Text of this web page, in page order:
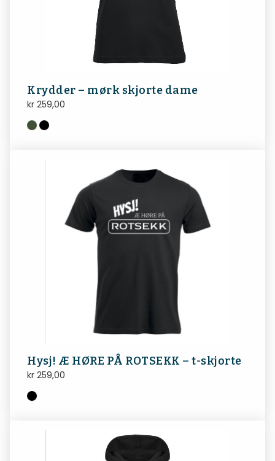
Krydder – mørk skjorte dame
kr 259,00
Hysj! Æ HØRE PÅ ROTSEKK – t-skjorte
kr 259,00